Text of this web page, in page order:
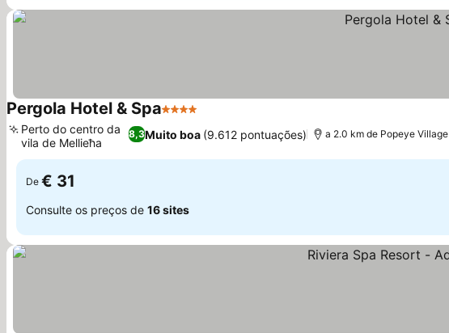
Pergola Hotel & Spa4 Estrelas
8,3Muito boa (9.612 pontuações)
Perto do centro da
vila de Mellieħa
a 2.0 km de Popeye Village
De € 31
Consulte os preços de 16 sites